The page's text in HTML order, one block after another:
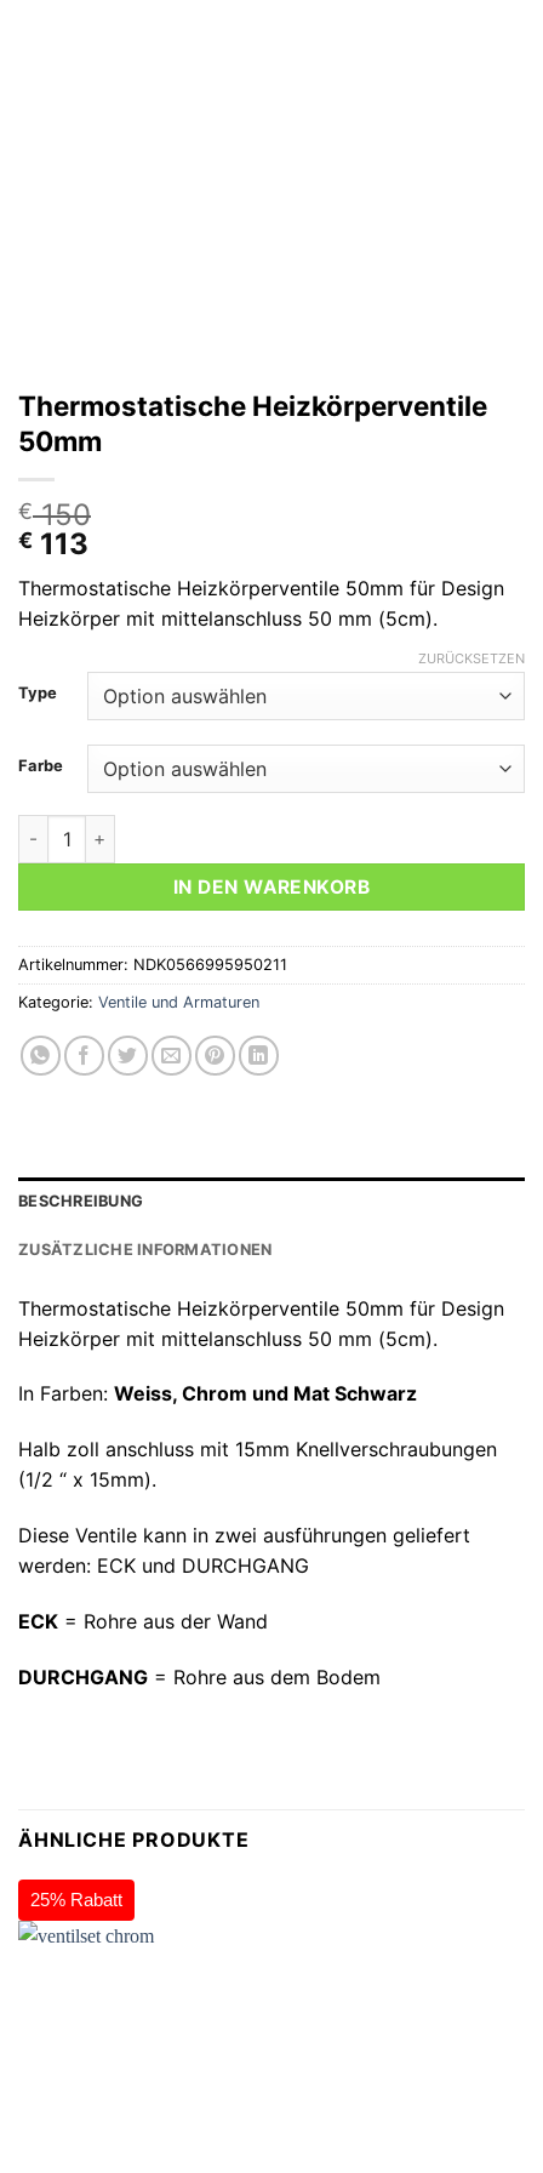
Thermostatische Heizkörperventile
50mm
€150
€ 113
Thermostatische Heizkörperventile 50mm für Design
Heizkörper mit mittelanschluss 50 mm (5cm).
Type
Farbe
ZURÜCKSETZEN
Thermostatische Heizkörperventile 50mm Menge
IN DEN WARENKORB
Artikelnummer: NDK0566995950211
Kategorie: Ventile und Armaturen
BESCHREIBUNG
ZUSÄTZLICHE INFORMATIONEN
Thermostatische Heizkörperventile 50mm für Design
Heizkörper mit mittelanschluss 50 mm (5cm).
In Farben: Weiss, Chrom und Mat Schwarz
Halb zoll anschluss mit 15mm Knellverschraubungen
(1/2 “ x 15mm).
Diese Ventile kann in zwei ausführungen geliefert
werden: ECK und DURCHGANG
ECK = Rohre aus der Wand
DURCHGANG = Rohre aus dem Bodem
ÄHNLICHE PRODUKTE
25% Rabatt